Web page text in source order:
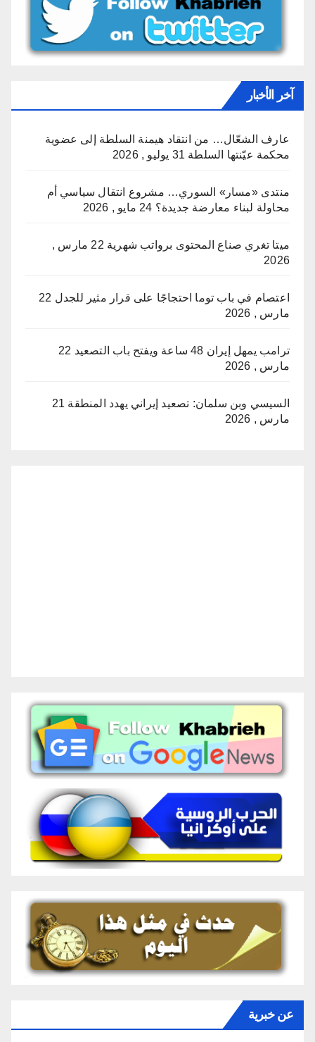
آخر الأخبار
عارف الشعّال… من انتقاد هيمنة السلطة إلى عضوية
محكمة عيّنتها السلطة 31 يوليو , 2026
منتدى «مسار» السوري… مشروع انتقال سياسي أم
محاولة لبناء معارضة جديدة؟ 24 مايو , 2026
ميتا تغري صناع المحتوى برواتب شهرية
22 مارس ,
2026
اعتصام في باب توما احتجاجًا على قرار مثير للجدل 22
مارس , 2026
ترامب يمهل إيران 48 ساعة ويفتح باب التصعيد
22
مارس , 2026
السيسي وبن سلمان: تصعيد إيراني يهدد المنطقة 21
مارس , 2026
عن خبرية